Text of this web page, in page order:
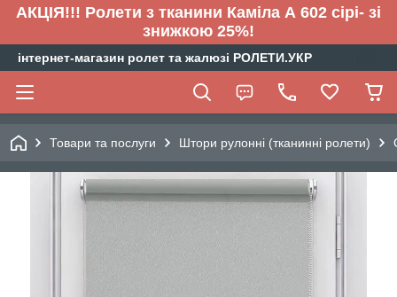
АКЦІЯ!!! Ролети з тканини Каміла А 602 сірі- зі
знижкою 25%!
інтернет-магазин ролет та жалюзі РОЛЕТИ.УКР
Товари та послуги Штори рулонні (тканинні ролети)